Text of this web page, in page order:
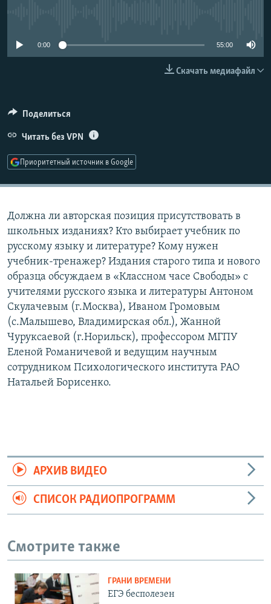
0:00 55:00
Скачать медиафайл
Поделиться
Читать без VPN
Приоритетный источник в Google
Должна ли авторская позиция присутствовать в
школьных изданиях? Кто выбирает учебник по
русскому языку и литературе? Кому нужен
учебник-тренажер? Издания старого типа и нового
образца обсуждаем в «Классном часе Свободы» с
учителями русского языка и литературы Антоном
Скулачевым (г.Москва), Иваном Громовым
(с.Малышево, Владимирская обл.), Жанной
Чуруксаевой (г.Норильск), профессором МГПУ
Еленой Романичевой и ведущим научным
сотрудником Психологического института РАО
Натальей Борисенко.
АРХИВ ВИДЕО
СПИСОК РАДИОПРОГРАММ
Смотрите также
ГРАНИ ВРЕМЕНИ
ЕГЭ бесполезен